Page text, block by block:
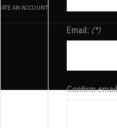
AN ACCOUNT
Email: (*)
Confirm